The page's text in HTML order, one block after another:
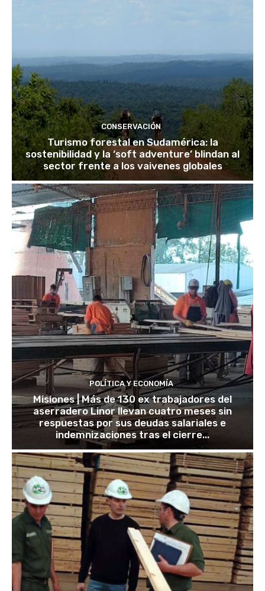
CONSERVACIÓN
Turismo forestal en Sudamérica: la
sostenibilidad y la ‘soft adventure’ blindan al
sector frente a los vaivenes globales
POLÍTICA Y ECONOMÍA
Misiones | Más de 130 ex trabajadores del
aserradero Linor llevan cuatro meses sin
respuestas por sus deudas salariales e
indemnizaciones tras el cierre...